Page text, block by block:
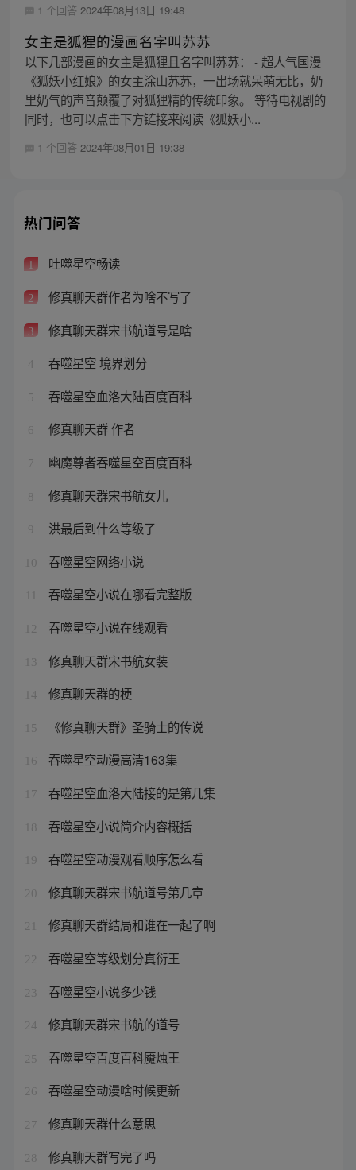
1 个回答 2024年08月13日 19:48
女主是狐狸的漫画名字叫苏苏
以下几部漫画的女主是狐狸且名字叫苏苏： - 超人气国漫
《狐妖小红娘》的女主涂山苏苏，一出场就呆萌无比，奶
里奶气的声音颠覆了对狐狸精的传统印象。 等待电视剧的
同时，也可以点击下方链接来阅读《狐妖小...
1 个回答 2024年08月01日 19:38
热门问答
1 吐噬星空畅读
2 修真聊天群作者为啥不写了
3 修真聊天群宋书航道号是啥
4 吞噬星空 境界划分
5 吞噬星空血洛大陆百度百科
6 修真聊天群 作者
7 幽魔尊者吞噬星空百度百科
8 修真聊天群宋书航女儿
9 洪最后到什么等级了
10 吞噬星空网络小说
吞噬星空小说在哪看完整版
12 吞噬星空小说在线观看
13 修真聊天群宋书航女装
14 修真聊天群的梗
15 《修真聊天群》圣骑士的传说
16 吞噬星空动漫高清163集
17 吞噬星空血洛大陆接的是第几集
18 吞噬星空小说简介内容概括
19 吞噬星空动漫观看顺序怎么看
20 修真聊天群宋书航道号第几章
21 修真聊天群结局和谁在一起了啊
22 吞噬星空等级划分真衍王
23 吞噬星空小说多少钱
24 修真聊天群宋书航的道号
25 吞噬星空百度百科魇烛王
26 吞噬星空动漫啥时候更新
27 修真聊天群什么意思
28 修真聊天群写完了吗